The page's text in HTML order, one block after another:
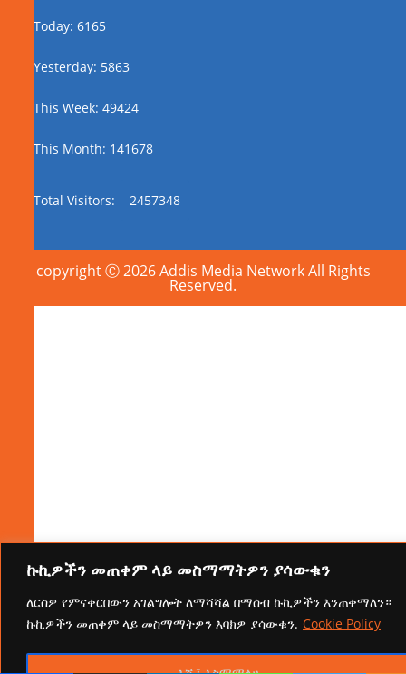
ኩኪዎችን መጠቀም ላይ መስማማትዎን ያሳውቁን
ለርስዎ የምናቀርበውን አገልግሎት ለማሻሻል በማሰብ ኩኪዎችን እንጠቀማለን።
ኩኪዎችን መጠቀም ላይ መስማማትዎን እባክዎ ያሳውቁን. Cookie Policy
Today: 6165
Yesterday: 5863
This Week: 49424
This Month: 141678
Total Visitors: 2457348
copyright Ⓒ 2026 Addis Media Network All Rights
Reserved.